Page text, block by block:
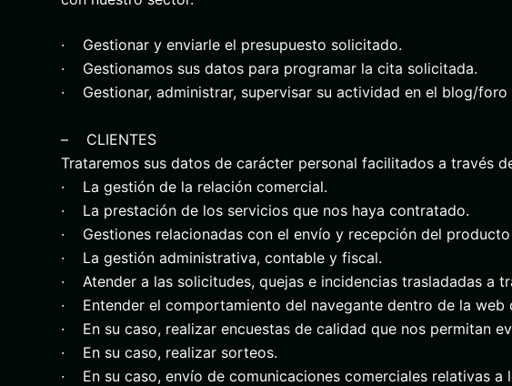
· Gestionar y enviarle el presupuesto solicitado.
· Gestionamos sus datos para programar la cita solicitada.
· Gestionar, administrar, supervisar su actividad en el blog/foro
– CLIENTES
Trataremos sus datos de carácter personal facilitados a través
· La gestión de la relación comercial.
· La prestación de los servicios que nos haya contratado.
· Gestiones relacionadas con el envío y recepción del
· La gestión administrativa, contable y fiscal.
· Atender a las solicitudes, quejas e incidencias trasladadas a
· Entender el comportamiento del navegante dentro de la
· En su caso, realizar encuestas de calidad que nos permitan
· En su caso, realizar sorteos.
· En su caso, envío de comunicaciones comerciales relativas